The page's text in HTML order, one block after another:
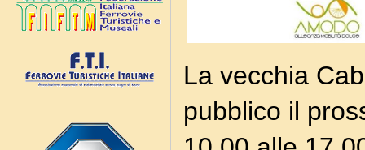
La vecchia
pubblico il